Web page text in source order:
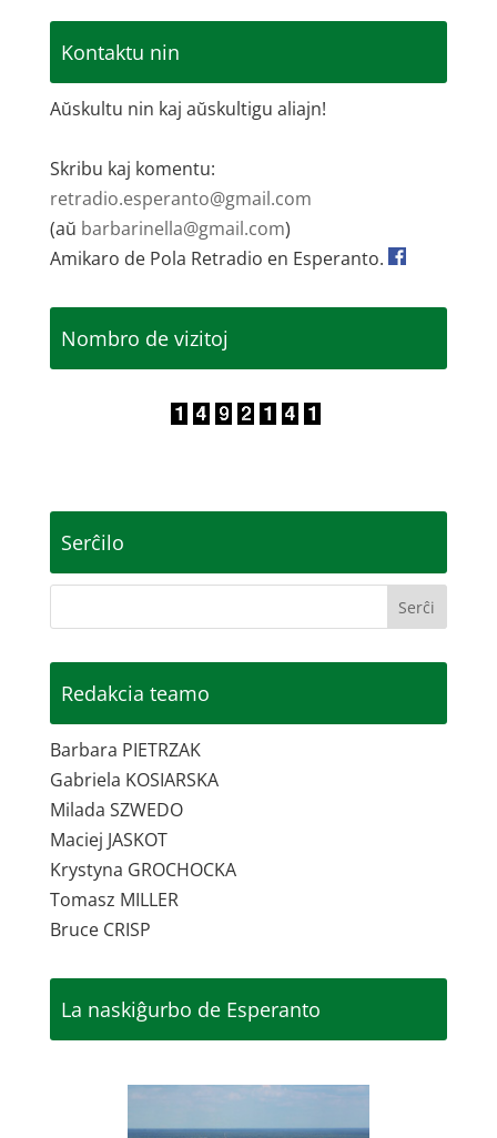
Kontaktu nin
Aŭskultu nin kaj aŭskultigu aliajn!
Skribu kaj komentu:
retradio.esperanto@gmail.com
(aŭ barbarinella@gmail.com)
Amikaro de Pola Retradio en Esperanto.
Nombro de vizitoj
Serĉilo
Redakcia teamo
Barbara PIETRZAK
Gabriela KOSIARSKA
Milada SZWEDO
Maciej JASKOT
Krystyna GROCHOCKA
Tomasz MILLER
Bruce CRISP
La naskiĝurbo de Esperanto